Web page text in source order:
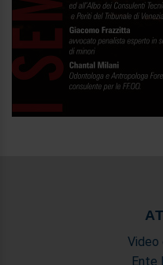
Video
Ente